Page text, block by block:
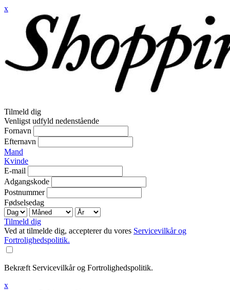
x
Tilmeld dig
Venligst udfyld nedenstående
Fornavn
Efternavn
Mand
Kvinde
E-mail
Adgangskode
Postnummer
Fødselsedag
Tilmeld dig
Ved at tilmelde dig, accepterer du vores Servicevilkår og
Fortrolighedspolitik.
Bekræft Servicevilkår og Fortrolighedspolitik.
x